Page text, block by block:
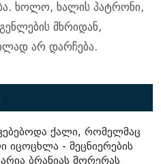
ხოლო, ხალის პატრონი,
მხრიდან,
არ დარჩება.
ქალი, რომელმაც
იცოცხლა - მეცნიერების
ბრანიას მორერას